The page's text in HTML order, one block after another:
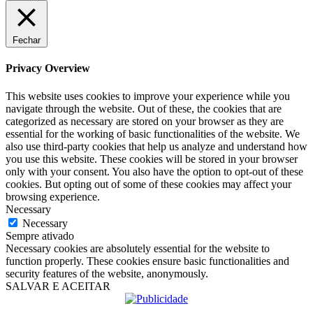
Fechar
Privacy Overview
This website uses cookies to improve your experience while you
navigate through the website. Out of these, the cookies that are
categorized as necessary are stored on your browser as they are
essential for the working of basic functionalities of the website. We
also use third-party cookies that help us analyze and understand how
you use this website. These cookies will be stored in your browser
only with your consent. You also have the option to opt-out of these
cookies. But opting out of some of these cookies may affect your
browsing experience.
Necessary
Necessary
Sempre ativado
Necessary cookies are absolutely essential for the website to
function properly. These cookies ensure basic functionalities and
security features of the website, anonymously.
SALVAR E ACEITAR